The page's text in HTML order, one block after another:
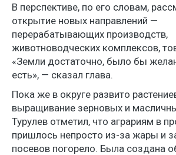
В перспективе, по его словам,
открытие новых направлений —
перерабатывающих производств,
животноводческих комплексов,
«Земли достаточно, было бы
есть», — сказал глава.
Пока же в округе развито
выращивание зерновых и
Турулев отметил, что аграриям в
пришлось непросто из-за жары и
посевов погорело. Была создана